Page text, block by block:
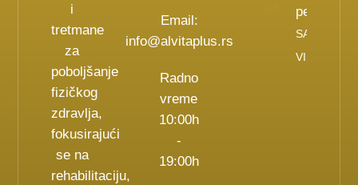
i
tretmane
za
poboljšanje
fizičkog
zdravlja,
fokusirajući
se na
rehabilitaciju,
Email:
info@alvitaplus.rs
Radno
vreme
10:00h
-
19:00h
peta
SAZNAJ
VIŠE